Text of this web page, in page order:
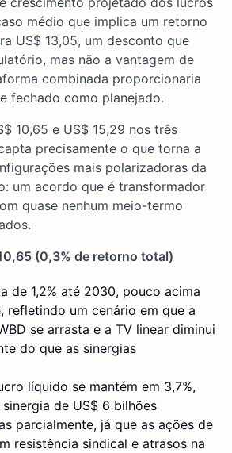
médio que implica um retorno
US$ 13,05, um desconto que
mas não a vantagem de
combinada proporcionaria
fechado como planejado.
10,65 e US$ 15,29 nos três
precisamente o que torna a
mais polarizadoras da
um acordo que é transformador
quase nenhum meio-termo
(0,3% de retorno total)
de 1,2% até 2030, pouco acima
refletindo um cenário em que a
se arrasta e a TV linear diminui
do que as sinergias
líquido se mantém em 3,7%,
de US$ 6 bilhões
parcialmente, já que as ações de
resistência sindical e atrasos na